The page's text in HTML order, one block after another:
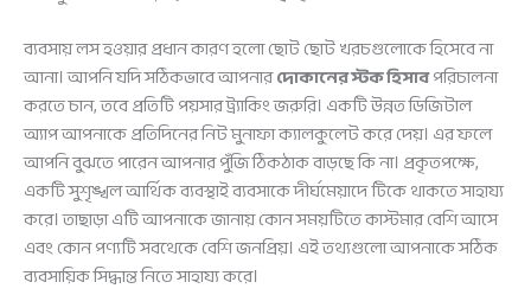
ব্যবসায় লস হওয়ার প্রধান কারণ হলো ছোট ছোট খরচগুলোকে হিসেবে না
আনা। আপনি যদি সঠিকভাবে আপনারদোকানের স্টক হিসাবপরিচালনা
করতে চান, তবে প্রতিটি পয়সার ট্র্যাকিং জরুরি। একটি উন্নত ডিজিটাল
অ্যাপ আপনাকে প্রতিদিনের নিট মুনাফা ক্যালকুলেট করে দেয়। এর ফলে
আপনি বুঝতে পারেন আপনার পুঁজি ঠিকঠাক বাড়ছে কি না। প্রকৃতপক্ষে,
একটি সুশৃঙ্খল আর্থিক ব্যবস্থাই ব্যবসাকে দীর্ঘমেয়াদে টিকে থাকতে সাহায্য
করে। তাছাড়া এটি আপনাকে জানায় কোন সময়টিতে কাস্টমার বেশি আসে
এবং কোন পণ্যটি সবথেকে বেশি জনপ্রিয়। এই তথ্যগুলো আপনাকে সঠিক
ব্যবসায়িক সিদ্ধান্ত নিতে সাহায্য করে।